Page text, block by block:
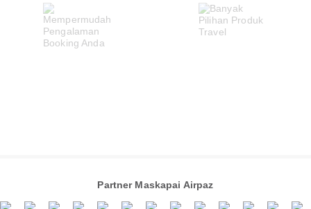
Partner Maskapai Airpaz